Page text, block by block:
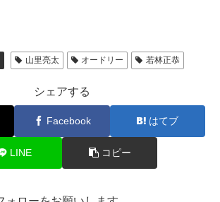
山里亮太 オードリー 若林正恭
シェアする
Facebook はてブ
LINE コピー